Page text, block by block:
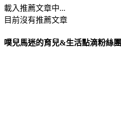
載入推薦文章中...
目前沒有推薦文章
噗兒馬迷的育兒&生活點滴粉絲團